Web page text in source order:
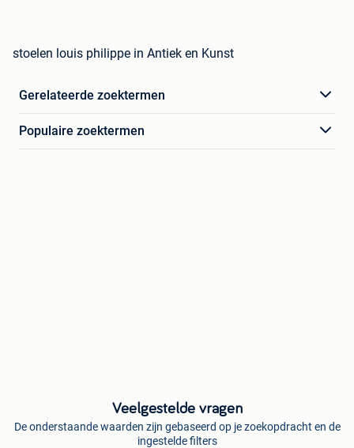
stoelen louis philippe in Antiek en Kunst
Gerelateerde zoektermen
Populaire zoektermen
Veelgestelde vragen
De onderstaande waarden zijn gebaseerd op je zoekopdracht en de
ingestelde filters